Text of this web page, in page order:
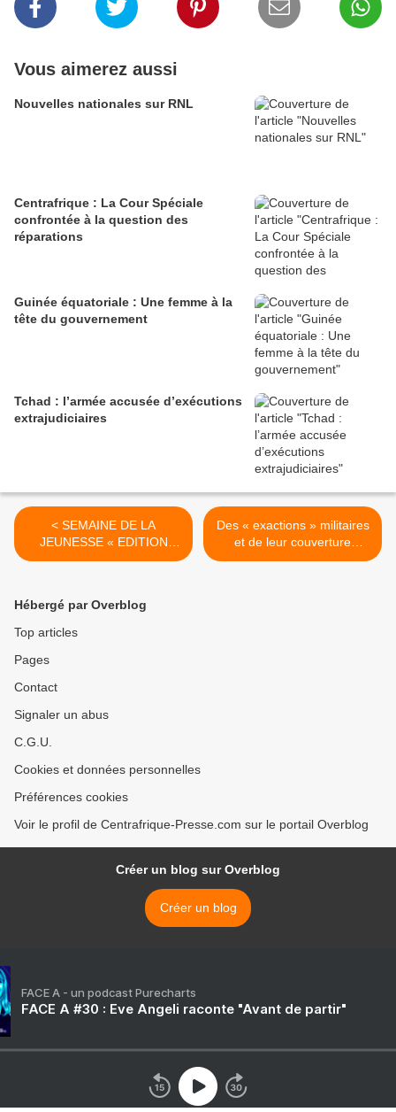
Vous aimerez aussi
Nouvelles nationales sur RNL
Centrafrique : La Cour Spéciale
confrontée à la question des
réparations
Guinée équatoriale : Une femme à la
tête du gouvernement
Tchad : l’armée accusée d’exécutions
extrajudiciaires
< SEMAINE DE LA
JEUNESSE « EDITION
2022 » ET DE LA REMISE
Des « exactions » militaires
et de leur couverture
médiatique sélective >
Hébergé par Overblog
Top articles
Pages
Contact
Signaler un abus
C.G.U.
Cookies et données personnelles
Préférences cookies
Voir le profil de Centrafrique-Presse.com sur le portail Overblog
Créer un blog sur Overblog
Créer un blog
FACE A - un podcast Purecharts
FACE A #30 : Eve Angeli raconte "Avant de partir"